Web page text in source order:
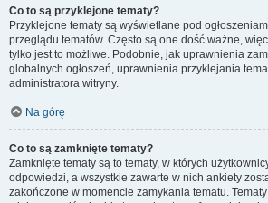
Co to są przyklejone tematy?
Przyklejone tematy są wyświetlane pod
przeglądu tematów. Często są one dość ważne,
tylko jest to możliwe. Podobnie, jak uprawnienia
globalnych ogłoszeń, uprawnienia przyklejania
administratora witryny.
Na górę
Co to są zamknięte tematy?
Zamknięte tematy są to tematy, w których
odpowiedzi, a wszystkie zawarte w nich ankiety
zakończone w momencie zamykania tematu.